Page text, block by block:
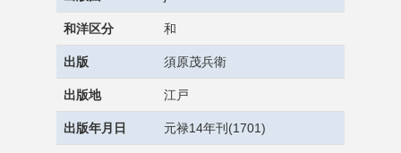
和洋区分 和
出版 須原茂兵衛
出版地 江戸
出版年月日 元禄14年刊(1701)